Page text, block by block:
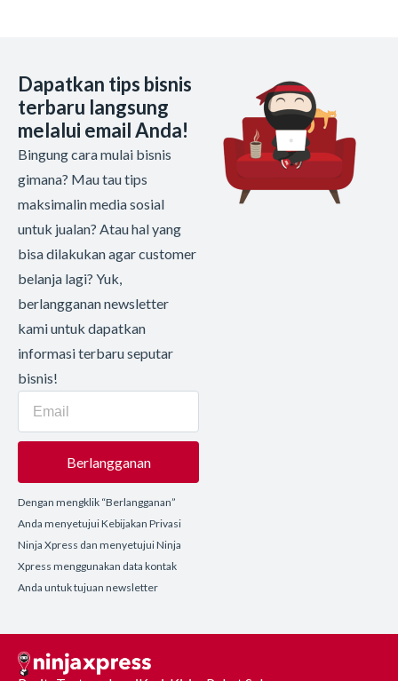
Dapatkan tips bisnis
terbaru langsung
melalui email Anda!
Bingung cara mulai bisnis
gimana? Mau tau tips
maksimalin media sosial
untuk jualan? Atau hal yang
bisa dilakukan agar customer
belanja lagi? Yuk,
berlangganan newsletter
kami untuk dapatkan
informasi terbaru seputar
bisnis!
Berlangganan
Dengan mengklik “Berlangganan”
Anda menyetujui Kebijakan Privasi
Ninja Xpress dan menyetujui Ninja
Xpress menggunakan data kontak
Anda untuk tujuan newsletter